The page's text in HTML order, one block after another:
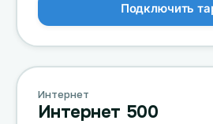
Подключить
Интернет
Интернет 500